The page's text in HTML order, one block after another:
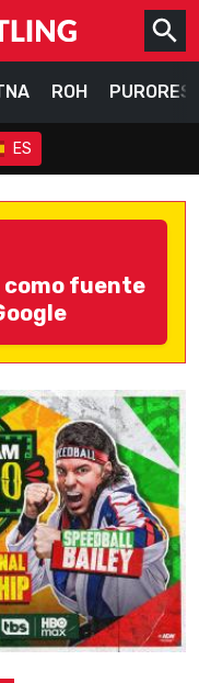
ROH
ES
fuente